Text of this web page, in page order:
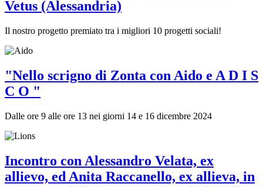
Vetus (Alessandria)
Il nostro progetto premiato tra i migliori 10 progetti sociali!
"Nello scrigno di Zonta con Aido e A D I S
C O "
Dalle ore 9 alle ore 13 nei giorni 14 e 16 dicembre 2024
Incontro con Alessandro Velata, ex
allievo, ed Anita Raccanello, ex allieva, in